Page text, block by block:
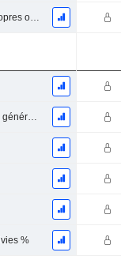
Rentabilité des capitaux propres ordinaires
Marge après frais de vente, généraux et administratifs %
%